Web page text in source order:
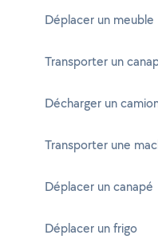
Déplacer un meuble
Transporter un
Décharger un
Transporter une
Déplacer un canapé
Déplacer un frigo